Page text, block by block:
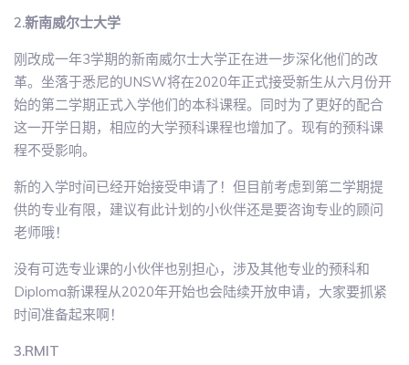
2.新南威尔士大学
刚改成一年3学期的新南威尔士大学正在进一步深化他们的改
革。坐落于悉尼的UNSW将在2020年正式接受新生从六月份开
始的第二学期正式入学他们的本科课程。同时为了更好的配合
这一开学日期，相应的大学预科课程也增加了。现有的预科课
程不受影响。
新的入学时间已经开始接受申请了！但目前考虑到第二学期提
供的专业有限，建议有此计划的小伙伴还是要咨询专业的顾问
老师哦！
没有可选专业课的小伙伴也别担心，涉及其他专业的预科和
Diploma新课程从2020年开始也会陆续开放申请，大家要抓紧
时间准备起来啊！
3.RMIT